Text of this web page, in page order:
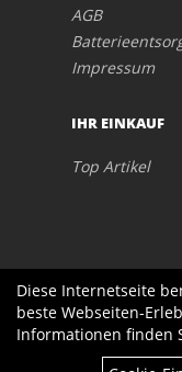
AGB
Impressum
IHR EINKAUF
Top Artikel
Diese Internetseite
beste Webseiten-
Informationen finden